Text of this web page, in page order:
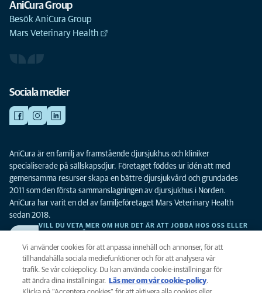
AniCura Group
Besök AniCura Group
Mars Veterinary Health
Sociala medier
AniCura är en familj av framstående djursjukhus och kliniker
specialiserade på sällskapsdjur. Företaget föddes ur idén att med
gemensamma resurser skapa en bättre djursjukvård och grundades
2011 som den första sammanslagningen av djursjukhus i Norden.
AniCura har varit en del av familjeföretaget Mars Veterinary Health
sedan 2018.
VILL DU VETA MER OM HUR DET ÄR ATT JOBBA HOS OSS ELLER
Integritet
Vi använder cookies för att anpassa innehåll och annonser, för att
tillhandahålla sociala mediefunktioner och för att analysera vår
trafik. Se vår cokiepolicy. Du kan använda cookie-inställningar för
att ändra dina inställningar.
Läs mer om vår cookie-policy(opens in a
.